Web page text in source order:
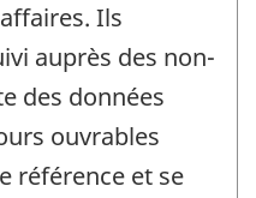
Ils
auprès des non-
des données
ouvrables
référence et se